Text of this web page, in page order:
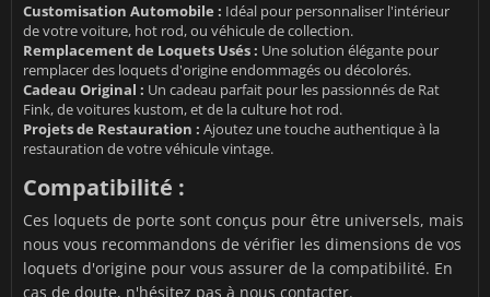
Customisation Automobile : Idéal pour personnaliser l'intérieur
de votre voiture, hot rod, ou véhicule de collection.
Remplacement de Loquets Usés : Une solution élégante pour
remplacer des loquets d'origine endommagés ou décolorés.
Cadeau Original : Un cadeau parfait pour les passionnés de Rat
Fink, de voitures kustom, et de la culture hot rod.
Projets de Restauration : Ajoutez une touche authentique à la
restauration de votre véhicule vintage.
Compatibilité :
Ces loquets de porte sont conçus pour être universels, mais
nous vous recommandons de vérifier les dimensions de vos
loquets d'origine pour vous assurer de la compatibilité. En
cas de doute, n'hésitez pas à nous contacter.